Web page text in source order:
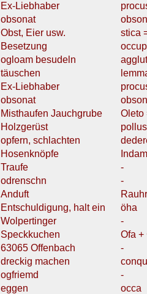
Ex-Liebhaber
obsonat
Obst, Eier usw.
stica
Besetzung
ogloam besudeln
täuschen
Ex-Liebhaber
obsonat
Misthaufen Jauchgrube
Oleto
Holzgerüst
pollus
opfern, schlachten
Hosenknöpfe
Traufe
-
odrenschn
-
Anduft
Entschuldigung, halt ein
öha
Wolpertinger
-
Speckkuchen
Ofa +
63065 Offenbach
-
dreckig machen
ogfriemd
-
eggen
occa